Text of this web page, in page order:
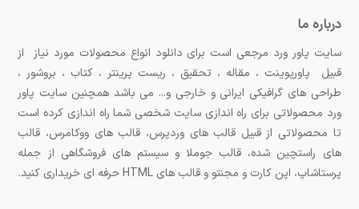
درباره ما
سایت پاور ورد مرجعی است برای دانلود انواع محصولات مورد نیاز از
قبیل پاورپوینت ، مقاله ، تحقیق ، ریست پرینتر ، کتاب ، بروشور ،
طراحی های گرافیکی ایرانی و خارجی و... می باشد همچنین سایت پاور
ورد محصولاتی برای راه اندازی سایت شخصی شما راه اندازی کرده است
تا محصولاتی از قبیل قالب های وردپرس، قالب های ووکامرس، قالب
های راستچین شده، قالب جوملا و سیستم های فروشگاهی از جمله
پرستاشاپ، اپن کارت و مجنتو و قالب های HTML حرفه ای خریداری کنید.